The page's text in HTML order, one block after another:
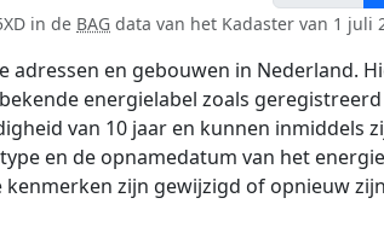
in de BAG data van het Kadaster van 1 juli
adressen en gebouwen in Nederland.
energielabel zoals
van 10 jaar en kunnen inmiddels
en de opnamedatum van het
zijn gewijzigd of opnieuw